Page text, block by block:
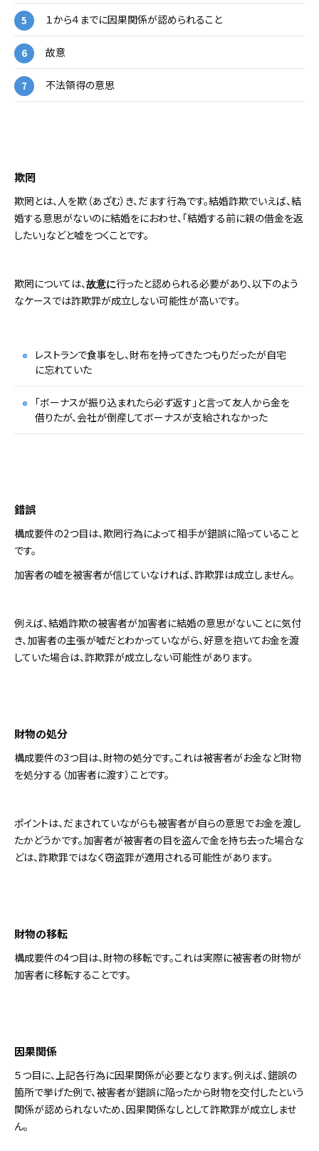
１から４までに因果関係が認められること
故意
不法領得の意思
欺罔
欺罔とは、人を欺（あざむ）き、だます行為です。結婚詐欺でいえば、結
婚する意思がないのに結婚をにおわせ、「結婚する前に親の借金を返
したい」などと嘘をつくことです。
欺罔については、故意に行ったと認められる必要があり、以下のよう
なケースでは詐欺罪が成立しない可能性が高いです。
レストランで食事をし、財布を持ってきたつもりだったが自宅
に忘れていた
「ボーナスが振り込まれたら必ず返す」と言って友人から金を
借りたが、会社が倒産してボーナスが支給されなかった
錯誤
構成要件の2つ目は、欺罔行為によって相手が錯誤に陥っていること
です。
加害者の嘘を被害者が信じていなければ、詐欺罪は成立しません。
例えば、結婚詐欺の被害者が加害者に結婚の意思がないことに気付
き、加害者の主張が嘘だとわかっていながら、好意を抱いてお金を渡
していた場合は、詐欺罪が成立しない可能性があります。
財物の処分
構成要件の3つ目は、財物の処分です。これは被害者がお金など財物
を処分する（加害者に渡す）ことです。
ポイントは、だまされていながらも被害者が自らの意思でお金を渡し
たかどうかです。加害者が被害者の目を盗んで金を持ち去った場合な
どは、詐欺罪ではなく窃盗罪が適用される可能性があります。
財物の移転
構成要件の4つ目は、財物の移転です。これは実際に被害者の財物が
加害者に移転することです。
因果関係
５つ目に、上記各行為に因果関係が必要となります。例えば、錯誤の
箇所で挙げた例で、被害者が錯誤に陥ったから財物を交付したという
関係が認められないため、因果関係なしとして詐欺罪が成立しませ
ん。